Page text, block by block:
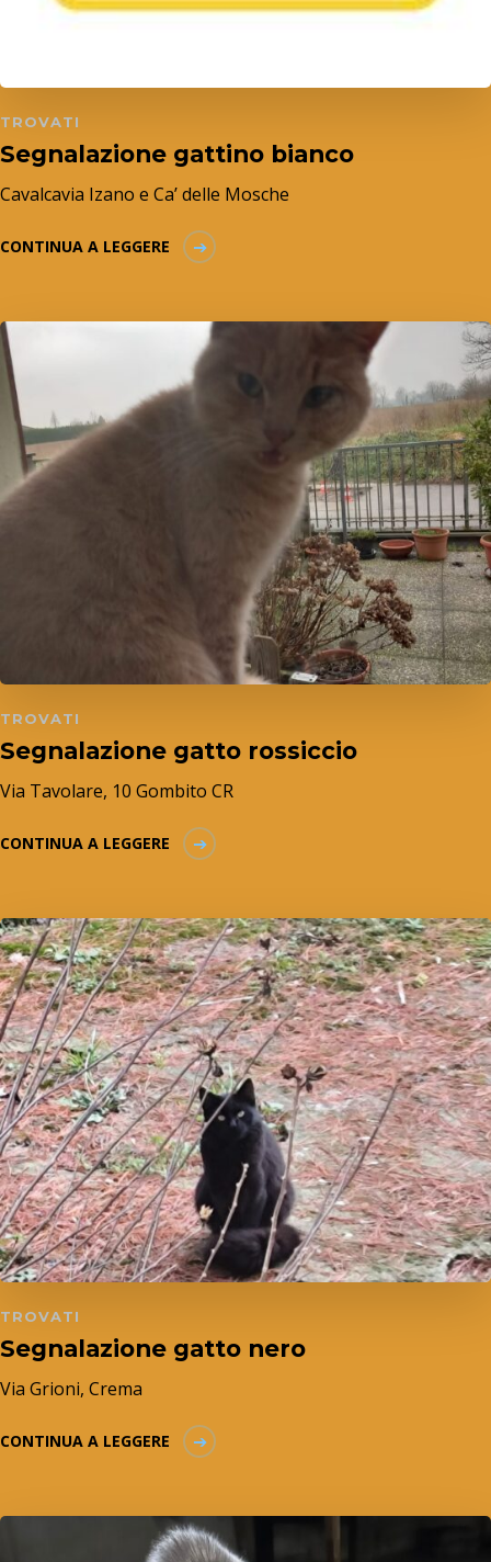
TROVATI
Segnalazione gattino bianco
Cavalcavia Izano e Ca’ delle Mosche
CONTINUA A LEGGERE
TROVATI
Segnalazione gatto rossiccio
Via Tavolare, 10 Gombito CR
CONTINUA A LEGGERE
TROVATI
Segnalazione gatto nero
Via Grioni, Crema
CONTINUA A LEGGERE